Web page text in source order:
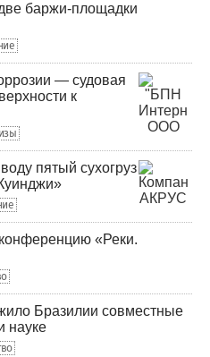
баржи-площадки
— судовая
к
пятый сухогруз
«Реки.
Бразилии совместные
науке